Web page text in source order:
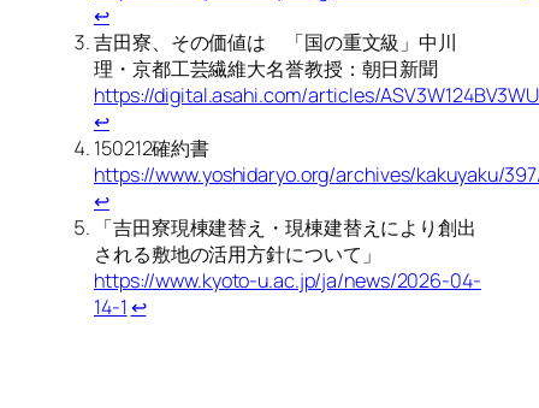
↩︎
吉田寮、その価値は 「国の重文級」中川
理・京都工芸繊維大名誉教授：朝日新聞
https://digital.asahi.com/articles/
↩︎
150212確約書
https://www.yoshidaryo.org/archives/kakuyaku/
↩︎
「吉田寮現棟建替え・現棟建替えにより創出
される敷地の活用方針について」
https://www.kyoto-u.ac.jp/ja/news/2026-04-
14-1↩︎